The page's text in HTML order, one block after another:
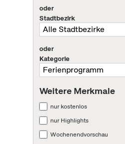
oder
Stadtbezirk
oder
Kategorie
Weitere Merkmale
nur kostenlos
nur Highlights
Wochenendvorschau